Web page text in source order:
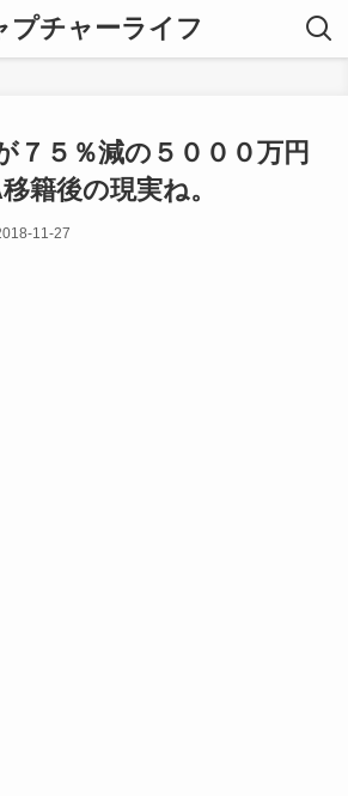
プチャーライフ
７５％減の５０００万円
籍後の現実ね。
11-27